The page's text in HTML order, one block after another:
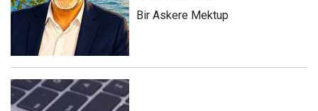
Bir Askere Mektup